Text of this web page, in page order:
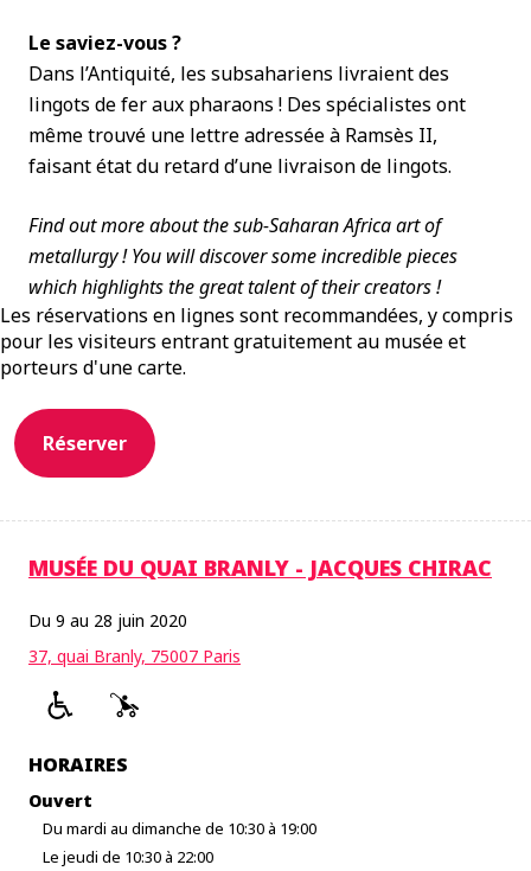
Le saviez-vous ?
Dans l’Antiquité, les subsahariens livraient des
lingots de fer aux pharaons ! Des spécialistes ont
même trouvé une lettre adressée à Ramsès II,
faisant état du retard d’une livraison de lingots.
Find out more about the sub-Saharan Africa art of
metallurgy ! You will discover some incredible pieces
which highlights the great talent of their creators !
Les réservations en lignes sont recommandées, y compris
pour les visiteurs entrant gratuitement au musée et
porteurs d'une carte.
Réserver
MUSÉE DU QUAI BRANLY - JACQUES CHIRAC
Du 9 au 28 juin 2020
37, quai Branly, 75007 Paris
HORAIRES
Ouvert
Du mardi au dimanche de 10:30 à 19:00
Le jeudi de 10:30 à 22:00